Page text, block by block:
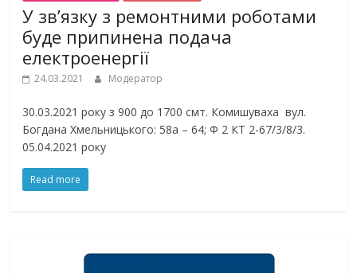
У зв’язку з ремонтними роботами
буде припинена подача
електроенергії
24.03.2021 Модератор
30.03.2021 року з 900 до 1700 смт. Комишуваха вул.
Богдана Хмельницького: 58а – 64; Ф 2 КТ 2-67/3/8/3.
05.04.2021 року
Read more